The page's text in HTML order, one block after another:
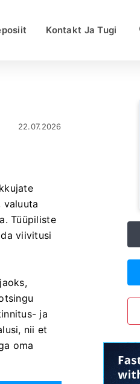
Kontakt Ja Tugi
22.07.2026
valuuta
Tüüpiliste
viivitusi
ja
nii et
oma